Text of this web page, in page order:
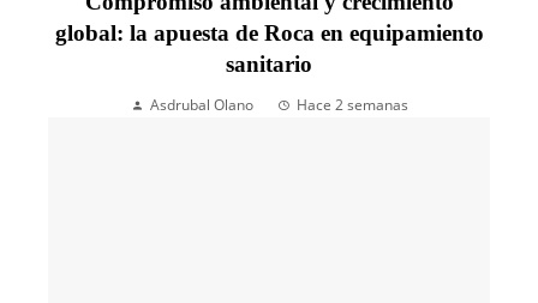
global: la apuesta de Roca en equipamiento
sanitario
Asdrubal Olano Hace 2 semanas